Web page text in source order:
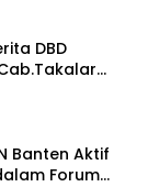
DBD
Banten Aktif
Forum